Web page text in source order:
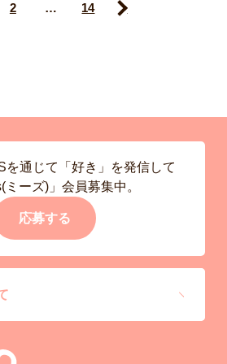
2 … 14 Next
を通じて「好き」を発信して
ーズ)」会員募集中。
応募する